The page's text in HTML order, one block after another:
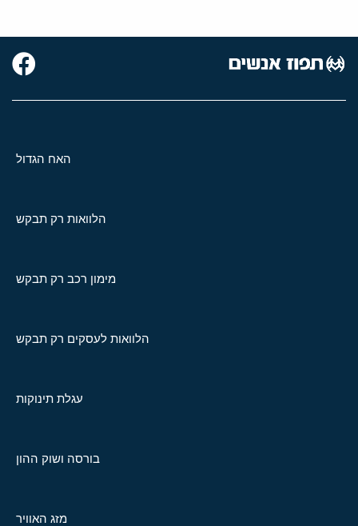
האח הגדול
הלוואות רק תבקש
מימון רכב רק תבקש
הלוואות לעסקים רק תבקש
עגלת תינוקות
בורסה ושוק ההון
מזג האוויר